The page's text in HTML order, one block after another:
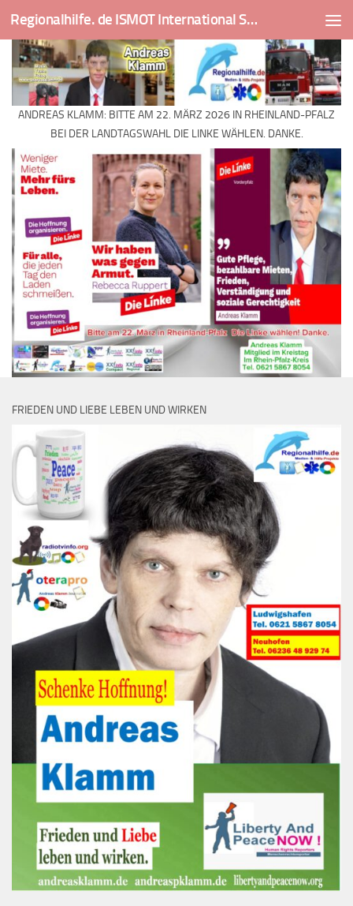
Skip to content Regionalhilfe. de ISMOT International Social And Medical Outreach Team
ANDREAS KLAMM: BITTE AM 22. MÄRZ 2026 IN RHEINLAND-PFALZ
BEI DER LANDTAGSWAHL DIE LINKE WÄHLEN. DANKE.
FRIEDEN UND LIEBE LEBEN UND WIRKEN